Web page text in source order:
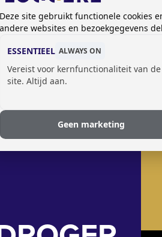
Technical
Drawing - 840001 Sheet - 840001
Deze site gebruikt functionele cookies
andere websites en bezoekgegevens
ESSENTIEEL ALWAYS ON
Vereist voor kernfunctionaliteit van de
site. Altijd aan.
Geen marketing